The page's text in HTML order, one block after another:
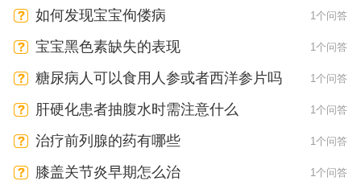
如何发现宝宝佝偻病 1个问答
宝宝黑色素缺失的表现 1个问答
糖尿病人可以食用人参或者西洋参片吗 1个问答
肝硬化患者抽腹水时需注意什么 1个问答
治疗前列腺的药有哪些 1个问答
膝盖关节炎早期怎么治 1个问答